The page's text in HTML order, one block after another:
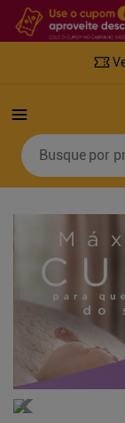
Busque por
Termos
retinol
4º
mounjaro
fralda